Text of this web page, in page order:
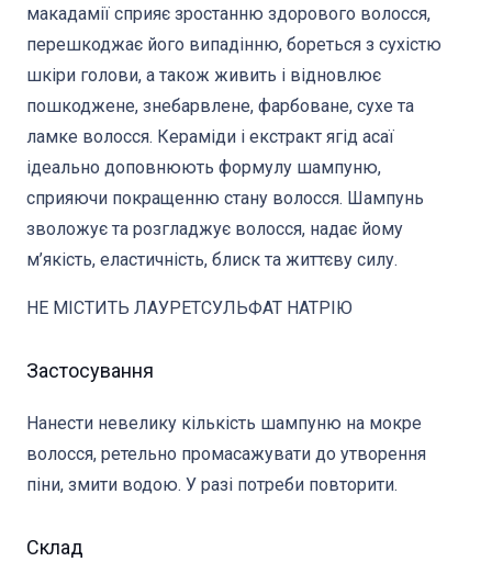
макадамії сприяє зростанню здорового волосся,
перешкоджає його випадінню, бореться з сухістю
шкіри голови, а також живить і відновлює
пошкоджене, знебарвлене, фарбоване, сухе та
ламке волосся. Кераміди і екстракт ягід асаї
ідеально доповнюють формулу шампуню,
сприяючи покращенню стану волосся. Шампунь
зволожує та розгладжує волосся, надає йому
м’якість, еластичність, блиск та життєву силу.
НЕ МІСТИТЬ ЛАУРЕТСУЛЬФАТ НАТРІЮ
Застосування
Нанести невелику кількість шампуню на мокре
волосся, ретельно промасажувати до утворення
піни, змити водою. У разі потреби повторити.
Склад